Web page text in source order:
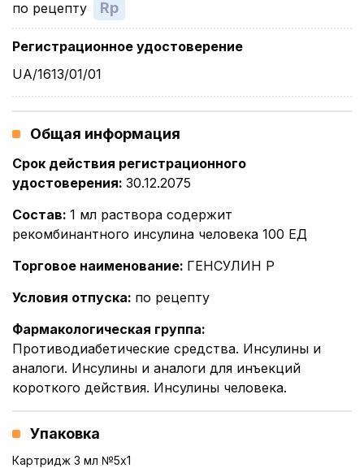
по рецепту
Rp
Регистрационное удостоверение
UA/1613/01/01
Общая информация
Срок действия регистрационного
удостоверения: 30.12.2075
Состав: 1 мл раствора содержит
рекомбинантного инсулина человека 100 ЕД
Торговое наименование: ГЕНСУЛИН Р
Условия отпуска: по рецепту
Фармакологическая группа:
Противодиабетические средства. Инсулины и
аналоги. Инсулины и аналоги для инъекций
короткого действия. Инсулины человека.
Упаковка
Картридж 3 мл №5x1